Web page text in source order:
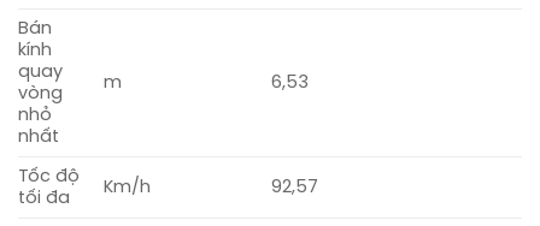
Bán
kính
quay
vòng
nhỏ
nhất
m 6,53
Tốc độ
tối đa
Km/h 92,57